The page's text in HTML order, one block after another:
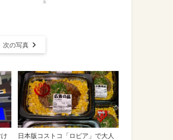
次の写真